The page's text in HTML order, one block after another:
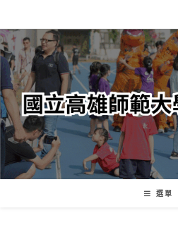
轉
至
主
內
容
選單